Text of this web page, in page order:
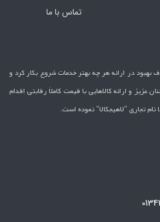
تماس با ما
از سال 1395 با هدف بهبود در ارائه هر چه بهتر خدمات شروع بکار کرد و
عزیز و ارائه کالاهایی با قیمت کاملاَ رقابتی اقدام
تجاری "لاهیج­کالا" نموده است.